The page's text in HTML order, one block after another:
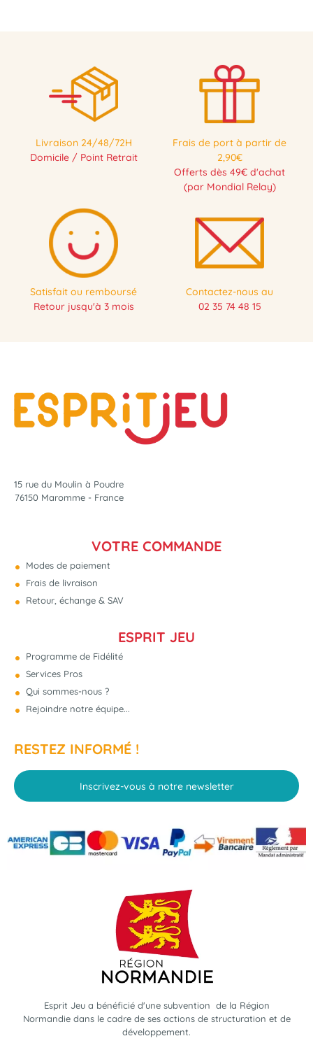
Livraison 24/48/72H
Domicile / Point Retrait
Frais de port à partir de
2,90€
Offerts dès 49€ d'achat
(par Mondial Relay)
Satisfait ou remboursé
Retour jusqu'à 3 mois
Contactez-nous au
02 35 74 48 15
15 rue du Moulin à Poudre
76150 Maromme - France
VOTRE COMMANDE
Modes de paiement
Frais de livraison
Retour, échange & SAV
ESPRIT JEU
Programme de Fidélité
Services Pros
Qui sommes-nous ?
Rejoindre notre équipe...
RESTEZ INFORMÉ !
Inscrivez-vous à notre newsletter
Esprit Jeu a bénéficié d'une subvention de la Région
Normandie dans le cadre de ses actions de structuration et de
développement.